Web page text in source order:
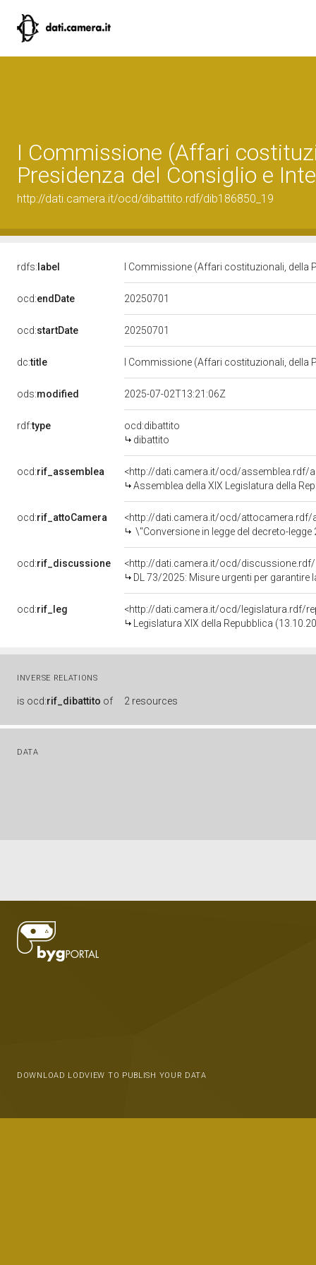
I Commissione (Affari
Presidenza del Consiglio e
http://dati.camera.it/ocd/dibattito.rdf/dib186850_19
rdfs: label I Commissione (Affari costituzionali, della
ocd:endDate 20250701
ocd:startDate 20250701
dc:title I Commissione (Affari costituzionali, della
ods:modified 2025-07-02T13:21:06Z
rdf:type
ocd:dibattito
dibattito
ocd:rif_assemblea
<http://dati.camera.it/ocd/assemblea.rdf/
Assemblea della XIX Legislatura della
ocd:rif_attoCamera
<http://dati.camera.it/ocd/attocamera.rdf/
\"Conversione in legge del decreto-legge 21 maggio 2025, n. 73, recante misure urgenti per garantire la continuit&agrave; nella realizzazione di infrastrutture strategiche e nella gestione di
ocd:rif_discussione
<http://dati.camera.it/ocd/discussione.rdf/
DL 73/2025: Misure urgenti per garantire la continuità nella realizzazione di infrastrutture strategiche e nella gestione di contratti pubblici, il corretto
ocd:rif_leg
<http://dati.camera.it/ocd/legislatura.rdf/
Legislatura XIX della Repubblica
INVERSE RELATIONS
is ocd:rif_dibattito of 2 resources
DATA
DOWNLOAD LODVIEW TO PUBLISH YOUR DATA